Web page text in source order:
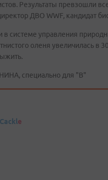
Результаты превзошли
ДВО WWF, кандидат
системе управления
оленя увеличилась в
специально для "В"
Cackle